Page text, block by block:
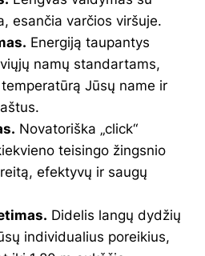
esančia varčios viršuje.
Energiją taupantys
namų standartams,
Jūsų name ir
Novatoriška „click“
teisingo žingsnio
efektyvų ir saugų
Didelis langų dydžių
individualius poreikius,